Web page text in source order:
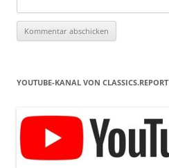
YOUTUBE-KANAL VON CLASSICS.REPORT